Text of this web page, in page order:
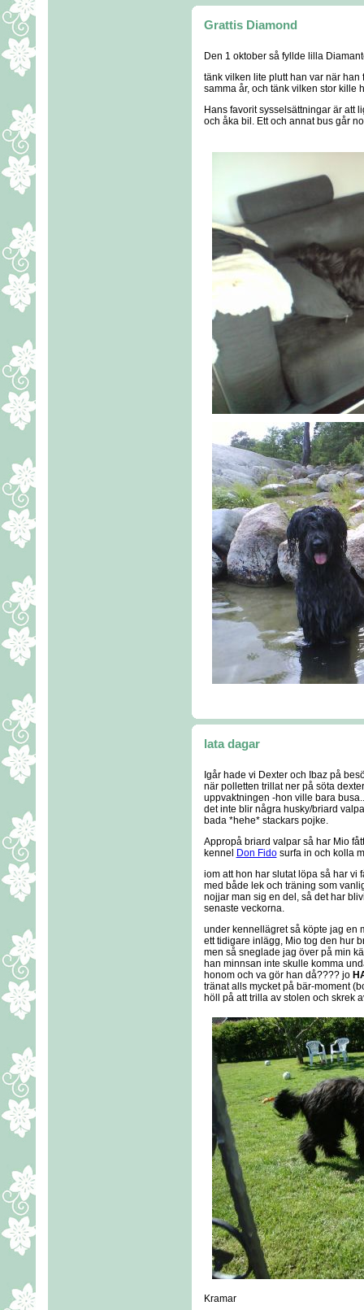
Grattis Diamond
Den 1 oktober så fyllde lilla
tänk vilken lite plutt han var när
samma år, och tänk vilken stor kille
Hans favorit sysselsättningar är att
och åka bil. Ett och annat bus går
lata dagar
Igår hade vi Dexter och Ibaz på
när polletten trillat ner på söta
uppvaktningen -hon ville bara
det inte blir några husky/briard
bada *hehe* stackars pojke.
Appropå briard valpar så har Mio
kennel
Don Fidosurfa in och kolla
iom att hon har slutat löpa så har vi
med både lek och träning som
nojjar man sig en del, så det har
senaste veckorna.
under kennellägret så köpte jag en
ett tidigare inlägg, Mio tog den hur
men så sneglade jag över på min
han minnsan inte skulle komma
honom och va gör han då???? jo
tränat alls mycket på bär-moment
höll på att trilla av stolen och skrek
Kramar